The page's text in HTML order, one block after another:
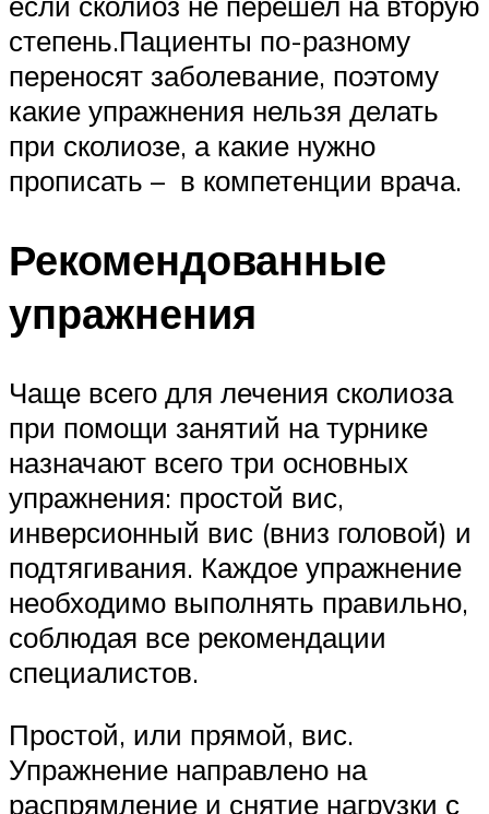
степень.Пациенты по-разному
переносят заболевание, поэтому
какие упражнения нельзя делать
при сколиозе, а какие нужно
прописать – в компетенции врача.
Рекомендованные
упражнения
Чаще всего для лечения сколиоза
при помощи занятий на турнике
назначают всего три основных
упражнения: простой вис,
инверсионный вис (вниз головой) и
подтягивания. Каждое упражнение
необходимо выполнять правильно,
соблюдая все рекомендации
специалистов.
Простой, или прямой, вис.
Упражнение направлено на
распрямление и снятие нагрузки с